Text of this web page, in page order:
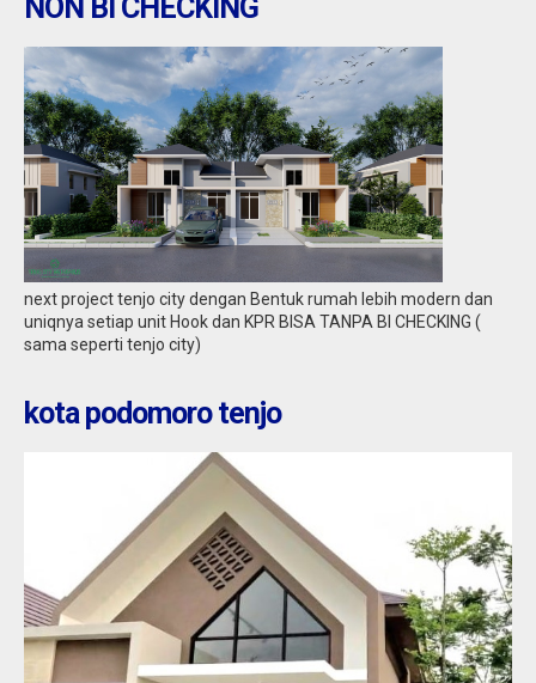
tenjo : tenjo city metropolis
Jual 234.983.969
NON BI CHECKING
next project tenjo city dengan Bentuk rumah lebih modern dan
uniqnya setiap unit Hook dan KPR BISA TANPA BI CHECKING (
sama seperti tenjo city)
kota podomoro tenjo